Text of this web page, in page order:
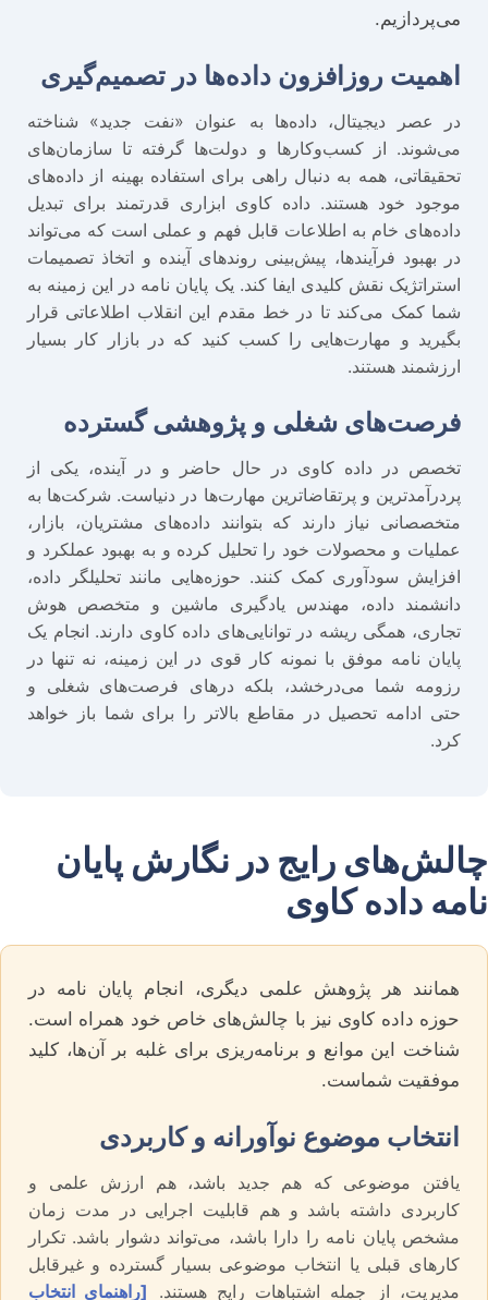
می‌پردازیم.
اهمیت روزافزون داده‌ها در تصمیم‌گیری
در عصر دیجیتال، داده‌ها به عنوان «نفت جدید» شناخته
می‌شوند. از کسب‌وکارها و دولت‌ها گرفته تا سازمان‌های
تحقیقاتی، همه به دنبال راهی برای استفاده بهینه از داده‌های
موجود خود هستند. داده کاوی ابزاری قدرتمند برای تبدیل
داده‌های خام به اطلاعات قابل فهم و عملی است که می‌تواند
در بهبود فرآیندها، پیش‌بینی روندهای آینده و اتخاذ تصمیمات
استراتژیک نقش کلیدی ایفا کند. یک پایان نامه در این زمینه به
شما کمک می‌کند تا در خط مقدم این انقلاب اطلاعاتی قرار
بگیرید و مهارت‌هایی را کسب کنید که در بازار کار بسیار
ارزشمند هستند.
فرصت‌های شغلی و پژوهشی گسترده
تخصص در داده کاوی در حال حاضر و در آینده، یکی از
پردرآمدترین و پرتقاضاترین مهارت‌ها در دنیاست. شرکت‌ها به
متخصصانی نیاز دارند که بتوانند داده‌های مشتریان، بازار،
عملیات و محصولات خود را تحلیل کرده و به بهبود عملکرد و
افزایش سودآوری کمک کنند. حوزه‌هایی مانند تحلیلگر داده،
دانشمند داده، مهندس یادگیری ماشین و متخصص هوش
تجاری، همگی ریشه در توانایی‌های داده کاوی دارند. انجام یک
پایان نامه موفق با نمونه کار قوی در این زمینه، نه تنها در
رزومه شما می‌درخشد، بلکه درهای فرصت‌های شغلی و
حتی ادامه تحصیل در مقاطع بالاتر را برای شما باز خواهد
کرد.
چالش‌های رایج در نگارش پایان
نامه داده کاوی
همانند هر پژوهش علمی دیگری، انجام پایان نامه در
حوزه داده کاوی نیز با چالش‌های خاص خود همراه است.
شناخت این موانع و برنامه‌ریزی برای غلبه بر آن‌ها، کلید
موفقیت شماست.
انتخاب موضوع نوآورانه و کاربردی
یافتن موضوعی که هم جدید باشد، هم ارزش علمی و
کاربردی داشته باشد و هم قابلیت اجرایی در مدت زمان
مشخص پایان نامه را دارا باشد، می‌تواند دشوار باشد. تکرار
کارهای قبلی یا انتخاب موضوعی بسیار گسترده و غیرقابل
مدیریت، از جمله اشتباهات رایج هستند.
[راهنمای انتخاب